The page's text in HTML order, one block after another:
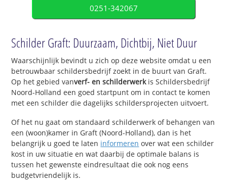
0251-342067
Schilder Graft: Duurzaam, Dichtbij, Niet Duur
Waarschijnlijk bevindt u zich op deze website omdat u een
betrouwbaar schildersbedrijf zoekt in de buurt van Graft.
Op het gebied vanverf- en schilderwerkis Schildersbedrijf
Noord-Holland een goed startpunt om in contact te komen
met een schilder die dagelijks schildersprojecten uitvoert.
Of het nu gaat om standaard schilderwerk of behangen van
een (woon)kamer in Graft (Noord-Holland), dan is het
belangrijk u goed te laten informeren over wat een schilder
kost in uw situatie en wat daarbij de optimale balans is
tussen het gewenste eindresultaat die ook nog eens
budgetvriendelijk is.